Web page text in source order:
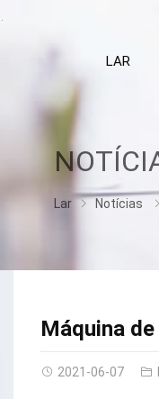
LAR
Lar Notícias
Máquina
2021-06-07